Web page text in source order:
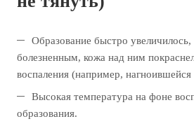
Образование быстро
болезненным, кожа над ним
воспаления (например,
Высокая температура на фоне
образования.